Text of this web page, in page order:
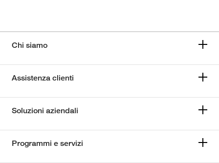
Chi siamo
Assistenza clienti
Soluzioni aziendali
Programmi e servizi